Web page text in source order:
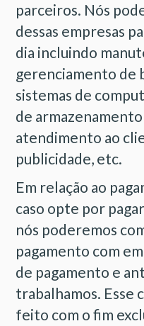
parceiros. Nós
dessas empresas
dia incluindo
gerenciamento de
sistemas de
de
atendimento ao
publicidade, etc.
Em relação ao
caso opte por
nós poderemos
pagamento com
de pagamento e
trabalhamos. Esse
feito com o fim